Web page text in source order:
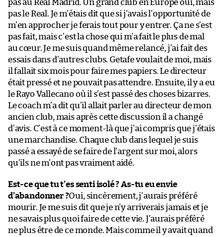
pas au Real Madrid. Un grand club en Europe oui, mais
pas le Real. Je m’étais dit que si j’avais l’opportunité de
m’en approcher je ferais tout pour y entrer. Ça ne s’est
pas fait, mais c’est la chose qui m’a fait le plus de mal
au cœur. Je me suis quand même relancé, j’ai fait des
essais dans d’autres clubs. Getafe voulait de moi, mais
il fallait six mois pour faire mes papiers. Le directeur
était pressé et ne pouvait pas attendre. Ensuite, il y a eu
le Rayo Vallecano où il s’est passé des choses bizarres.
Le coach m’a dit qu’il allait parler au directeur de mon
ancien club, mais après cette discussion il a changé
d’avis. C’est à ce moment-là que j’ai compris que j’étais
une marchandise. Chaque club dans lequel je suis
passé a essayé de se faire de l’argent sur moi, alors
qu’ils ne m’ont pas vraiment aidé.
Est-ce que tu t’es senti isolé ? As-tu eu envie
d’abandonner ?Oui, sincèrement, j’aurais préféré
mourir. Je me suis dit que je n’y arriverais jamais et je
ne savais plus quoi faire de cette vie. J’aurais préféré
ne plus être de ce monde. Mais comme il y avait quand